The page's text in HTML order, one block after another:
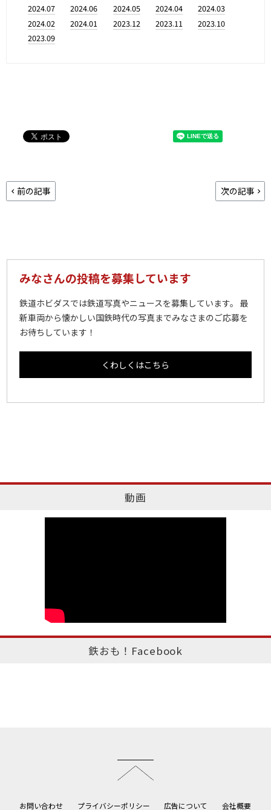
2024.07
2024.06 2024.05 2024.04
2024.03
2024.02
2024.01 2023.12 2023.11
2023.10
2023.09
前の記事 次の記事
みなさんの投稿を募集しています
鉄道ホビダスでは鉄道写真やニュースを募集しています。 最
新車両から懐かしい国鉄時代の写真までみなさまのご応募を
お待ちしています！
くわしくはこちら
動画
鉄おも！Facebook
お問い合わせ プライバシーポリシー 広告について 会社概要